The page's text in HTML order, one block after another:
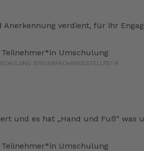
verdient, für ihr
Teilnehmer*in Umschulung
STEUERFACHANGESTELLTE/-R
und es hat „Hand und Fuß“ was
Teilnehmer*in Umschulung